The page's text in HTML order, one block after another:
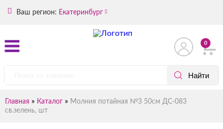
Ваш регион: Екатеринбург
0
Главная » Каталог » Молния потайная №3 50см ДС-083
св.зелень, шт